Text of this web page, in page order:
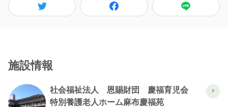
施設情報
社会福祉法人 恩賜財団 慶福育児会
特別養護老人ホーム麻布慶福苑